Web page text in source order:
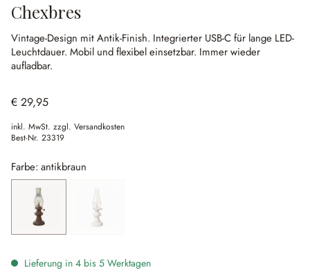
Chexbres
Vintage-Design mit Antik-Finish. Integrierter USB-C für lange LED-
Leuchtdauer. Mobil und flexibel einsetzbar. Immer wieder
aufladbar.
€ 29,95
inkl. MwSt. zzgl. Versandkosten
Best-Nr. 23319
Farbe: antikbraun
antikbraun antikweiß
(Diese Option ist zurzeit nicht verfügbar.)
Lieferung in 4 bis 5 Werktagen